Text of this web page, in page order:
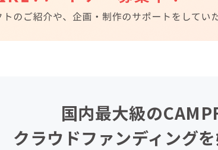
国内最大級の
クラウドファンディング